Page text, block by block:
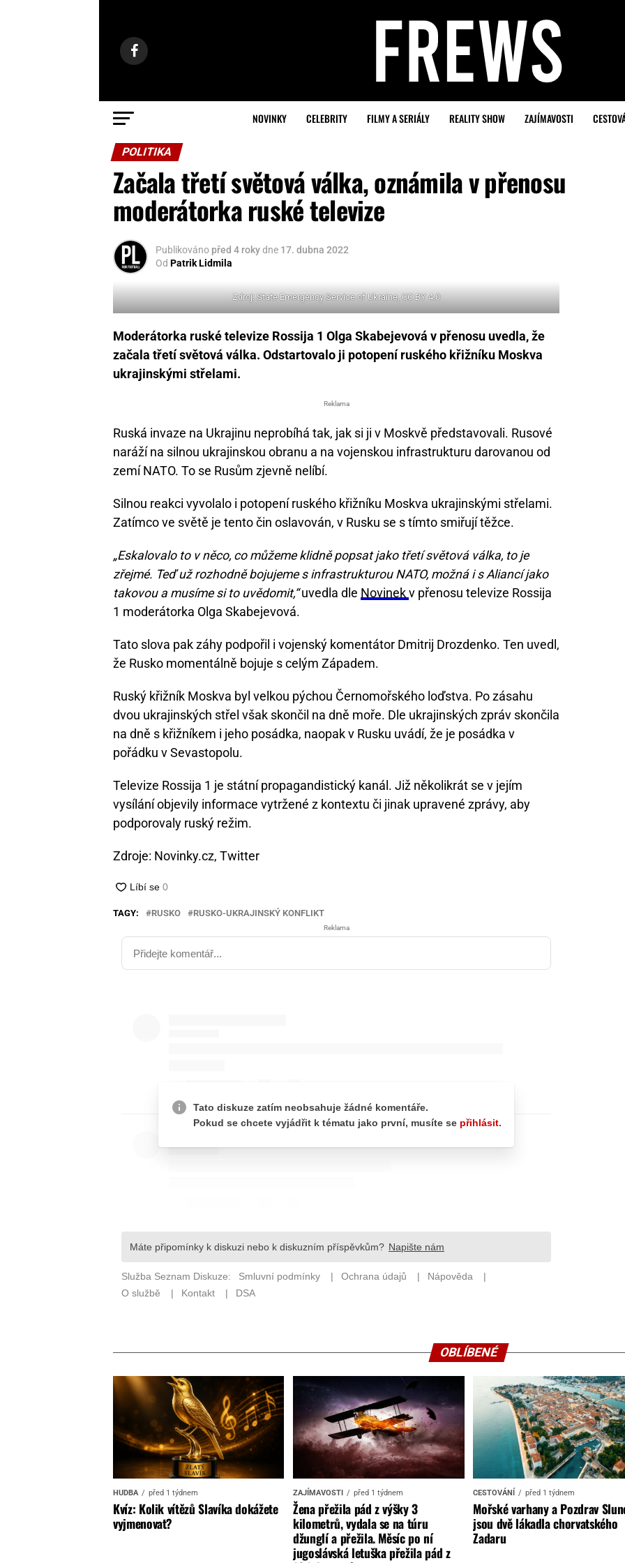
NOVINKY CELEBRITY FILMY A SERIÁLY REALITY SHOW ZAJÍMAVOSTI
POLITIKA
Začala třetí světová válka, oznámila v přenosu
moderátorka ruské televize
Publikováno před 4 rokydne 17. dubna 2022
Od Patrik Lidmila
Zdroj: State Emergency Service of Ukraine, CC BY 4.0
Moderátorka ruské televize Rossija 1 Olga Skabejevová v přenosu uvedla, že
začala třetí světová válka. Odstartovalo ji potopení ruského křižníku Moskva
ukrajinskými střelami.
Reklama
Ruská invaze na Ukrajinu neprobíhá tak, jak si ji v Moskvě představovali. Rusové
naráží na silnou ukrajinskou obranu a na vojenskou infrastrukturu darovanou od
zemí NATO. To se Rusům zjevně nelíbí.
Silnou reakci vyvolalo i potopení ruského křižníku Moskva ukrajinskými střelami.
Zatímco ve světě je tento čin oslavován, v Rusku se s tímto smiřují těžce.
„Eskalovalo to v něco, co můžeme klidně popsat jako třetí světová válka, to je
zřejmé. Teď už rozhodně bojujeme s infrastrukturou NATO, možná i s Aliancí jako
takovou a musíme si to uvědomit,“uvedla dle Novinek v přenosu televize Rossija
1 moderátorka Olga Skabejevová.
Tato slova pak záhy podpořil i vojenský komentátor Dmitrij Drozdenko. Ten uvedl,
že Rusko momentálně bojuje s celým Západem.
Ruský křižník Moskva byl velkou pýchou Černomořského loďstva. Po zásahu
dvou ukrajinských střel však skončil na dně moře. Dle ukrajinských zpráv skončila
na dně s křižníkem i jeho posádka, naopak v Rusku uvádí, že je posádka v
pořádku v Sevastopolu.
Televize Rossija 1 je státní propagandistický kanál. Již několikrát se v jejím
vysílání objevily informace vytržené z kontextu či jinak upravené zprávy, aby
podporovaly ruský režim.
Zdroje: Novinky.cz, Twitter
TAGY: RUSKO RUSKO-UKRAJINSKÝ KONFLIKT
Reklama
OBLÍBENÉ
HUDBA před 1 týdnem
Kvíz: Kolik vítězů Slavíka dokážete
vyjmenovat?
ZAJÍMAVOSTI před 1 týdnem
Žena přežila pád z výšky 3
kilometrů, vydala se na túru
džunglí a přežila. Měsíc po ní
jugoslávská letuška přežila pád z
CESTOVÁNÍ před 1 týdnem
Mořské varhany a Pozdrav
jsou dvě lákadla chorvatského
Zadaru